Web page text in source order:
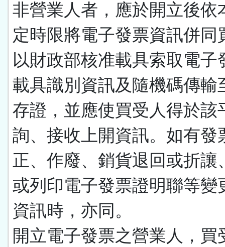
非營業人者，應於開立後依
定時限將電子發票資訊併同
以財政部核准載具索取電子
載具識別資訊及隨機碼傳輸
存證，並應使買受人得於該
詢、接收上開資訊。如有發
正、作廢、銷貨退回或折讓
或列印電子發票證明聯等變
資訊時，亦同。
開立電子發票之營業人，買